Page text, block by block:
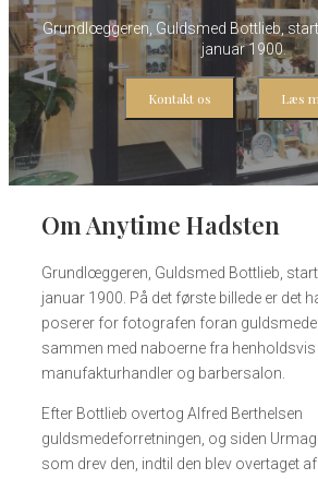
Grundlœggeren, Guldsmed Bottlieb,
januar 1900.
Kontakt os Læs
Om Anytime Hadsten
Grundlœggeren, Guldsmed Bottlieb,
januar 1900. På det første billede er det
poserer for fotografen foran
sammen med naboerne fra henholdsvis
manufakturhandler og barbersalon.​
Efter Bottlieb overtog Alfred Berthelsen
guldsmedeforretningen, og siden
som drev den, indtil den blev overtaget